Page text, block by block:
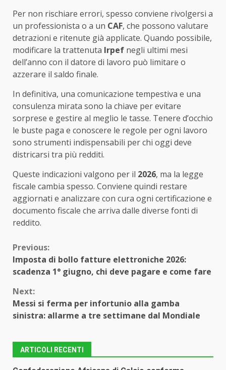
Per non rischiare errori, spesso conviene rivolgersi a
un professionista o a un CAF, che possono valutare
detrazioni e ritenute già applicate. Quando possibile,
modificare la trattenuta Irpef negli ultimi mesi
dell’anno con il datore di lavoro può limitare o
azzerare il saldo finale.
In definitiva, una comunicazione tempestiva e una
consulenza mirata sono la chiave per evitare
sorprese e gestire al meglio le tasse. Tenere d’occhio
le buste paga e conoscere le regole per ogni lavoro
sono strumenti indispensabili per chi oggi deve
districarsi tra più redditi.
Queste indicazioni valgono per il 2026, ma la legge
fiscale cambia spesso. Conviene quindi restare
aggiornati e analizzare con cura ogni certificazione e
documento fiscale che arriva dalle diverse fonti di
reddito.
Continue
Reading
Previous:
Imposta di bollo fatture elettroniche 2026:
scadenza 1° giugno, chi deve pagare e come fare
Next:
Messi si ferma per infortunio alla gamba
sinistra: allarme a tre settimane dal Mondiale
ARTICOLI RECENTI